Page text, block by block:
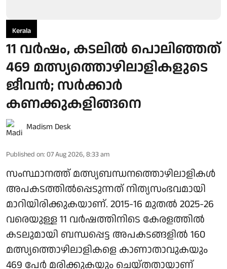
Kerala
11 വര്‍ഷം, കടലില്‍ പൊലിഞ്ഞത്
469 മത്സ്യത്തൊഴിലാളികളുടെ
ജീവന്‍; സര്‍ക്കാര്‍
കണക്കുകളിങ്ങനെ
Madism Desk
Published on: 07 Aug 2026, 8:33 am
സംസ്ഥാനത്ത് മത്സ്യബന്ധനത്തൊഴിലാളികൾ
അപകടത്തിൽപ്പെടുന്നത് നിത്യസംഭവമായി
മാറിയിരിക്കുകയാണ്. 2015-16 മുതൽ 2025-26
വരെയുള്ള 11 വർഷത്തിനിടെ കേരളത്തിൽ
കടലുമായി ബന്ധപ്പെട്ട അപകടങ്ങളിൽ 160
മത്സ്യത്തൊഴിലാളികളെ കാണാതാവുകയും
469 പേർ മരിക്കുകയും ചെയ്തതായാണ്